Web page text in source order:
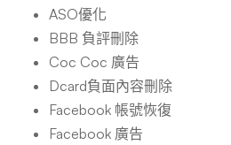
ASO優化
BBB 負評刪除
Coc Coc 廣告
Dcard負面內容刪除
Facebook 帳號恢復
Facebook 廣告